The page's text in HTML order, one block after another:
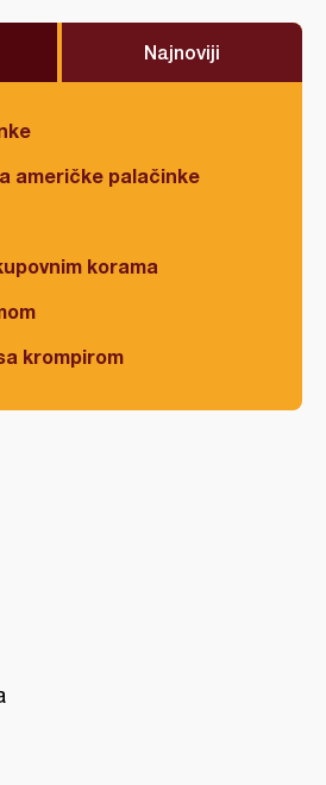
Najnoviji
američke palačinke
korama
krompirom